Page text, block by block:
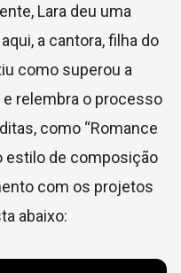
Lara deu uma
a cantora, filha do
como superou a
relembra o processo
como “Romance
estilo de composição
com os projetos
abaixo: